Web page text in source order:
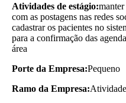
Atividades de estágio:
com as postagens nas redes
cadastrar os pacientes no
para a confirmação das
área
Porte da Empresa:Pequeno
Ramo da Empresa: